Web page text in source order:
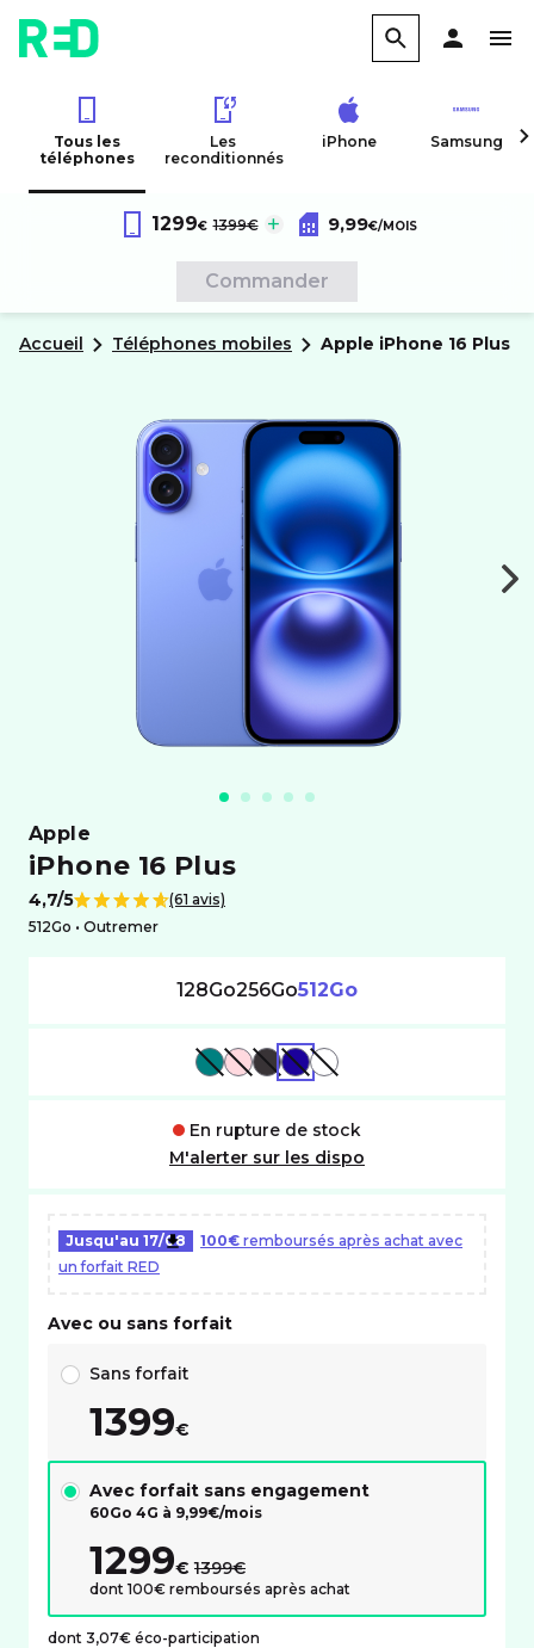
Tous les
téléphones
Les
reconditionnés
iPhone Samsung
AppleiPhone 16 Plus
1299€ au lieu de :
1399€ Forfait RED 60Go 4G
Sans engagement
9,99€/MOIS
Commander
Accueil Téléphones mobiles apple iPhone 16 Plus
apple
iPhone 16 Plus
Note de
4,7/5
(61 avis)
512Go •
outremer
128Go256Go512Go
VERT ROSE NOIR BLEU BLANC
En rupture de stock
M'alerter sur les dispo
Jusqu'au 17/08 100€ remboursés après achat avec
un forfait RED
Avec ou sans forfait
Sans forfait
1399€
Avec forfait sans engagement
60Go 4G à 9,99€/mois
1299€ 1399€
dont 100€ remboursés après achat
dont 3,07€ éco-participation